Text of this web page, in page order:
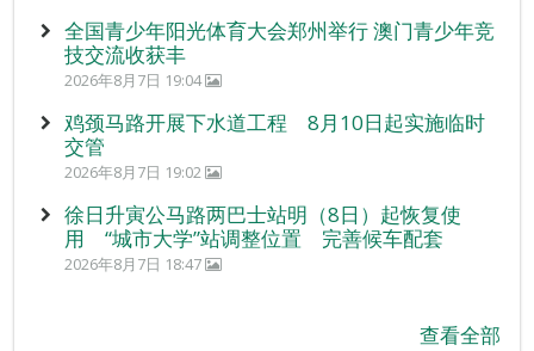
全国青少年阳光体育大会郑州举行 澳门青少年竞
技交流收获丰
2026年8月7日 19:04
鸡颈马路开展下水道工程 8月10日起实施临时
交管
2026年8月7日 19:02
徐日升寅公马路两巴士站明（8日）起恢复使
用 “城市大学”站调整位置 完善候车配套
2026年8月7日 18:47
查看全部